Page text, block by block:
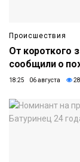
Происшествия
От короткого
сообщили о
18:25 06 августа